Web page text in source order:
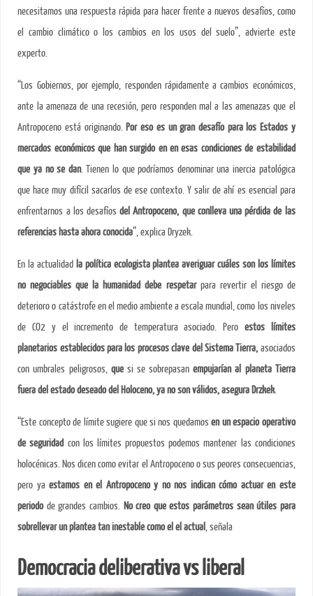
necesitamos una respuesta rápida para hacer frente a nuevos desafíos, como
el cambio climático o los cambios en los usos del suelo”, advierte este
experto.
“Los Gobiernos, por ejemplo, responden rápidamente a cambios económicos,
ante la amenaza de una recesión, pero responden mal a las amenazas que el
Antropoceno está originando. Por eso es un gran desafío para los Estados y
mercados económicos que han surgido en en esas condiciones de estabilidad
que ya no se dan. Tienen lo que podríamos denominar una inercia patológica
que hace muy difícil sacarlos de ese contexto. Y salir de ahí es esencial para
enfrentarnos a los desafíosdel Antropoceno, que conlleva una pérdida de las
referencias hasta ahora conocida”, explica Dryzek.
En la actualidad la política ecologista plantea averiguar cuáles son los límites
no negociables que la humanidad debe respetarpara revertir el riesgo de
deterioro o catástrofe en el medio ambiente a escala mundial, como los niveles
de CO2 y el incremento de temperatura asociado. Pero estos
límites
planetarios establecidos para los procesos clave del Sistema Tierra, asociados
con umbrales peligrosos, quesi se sobrepasanempujarían al planeta Tierra
fuera del estado deseado del Holoceno, ya no son válidos, asegura Drzkek.
“Este concepto de límite sugiere que si nos quedamosen un espacio operativo
de seguridad con los límites propuestos podemos mantener las condiciones
holocénicas. Nos dicen como evitar el Antropoceno o sus peores consecuencias,
pero yaestamos en el Antropoceno y no nos indican cómo actuar en este
periodode grandes cambios. No creo que estos parámetros sean útiles para
sobrellevar un plantea tan inestable como elel actual, señala
Democracia deliberativa vs liberal